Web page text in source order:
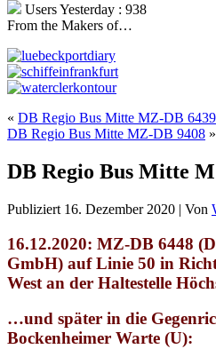
Users Yesterday : 938
From the Makers of…
« DB Regio Bus Mitte MZ-DB 6439
DB Regio Bus Mitte MZ-DB 9408 »
DB Regio Bus Mitte
Publiziert 16. Dezember 2020 | Von
16.12.2020: MZ-DB 6448
GmbH) auf Linie 50 in
West an der Haltestelle
…und später in die
Bockenheimer Warte (U):